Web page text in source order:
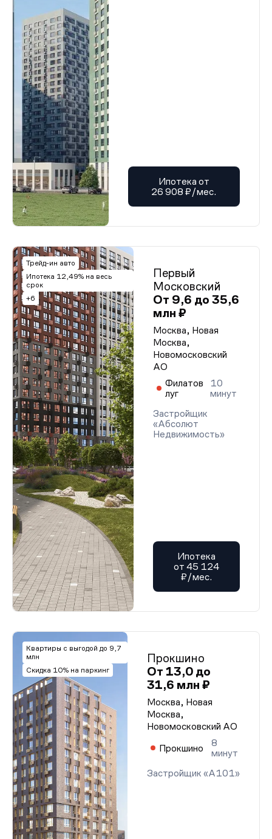
Ипотека от
26 908 ₽/мес.
Трейд-ин авто
Ипотека 12,49% на весь
срок
+6
Первый
Московский
От 9,6 до 35,6
млн ₽
Москва, Новая
Москва,
Новомосковский
АО
Филатов
луг
10
минут
Застройщик
«Абсолют
Недвижимость»
Ипотека
от 45 124
₽/мес.
Квартиры с выгодой до 9,7
млн
Скидка 10% на паркинг
Прокшино
От 13,0 до
31,6 млн ₽
Москва, Новая
Москва,
Новомосковский АО
Прокшино
8
минут
Застройщик «А101»